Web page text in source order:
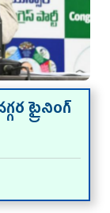
ట్రైనింగ్